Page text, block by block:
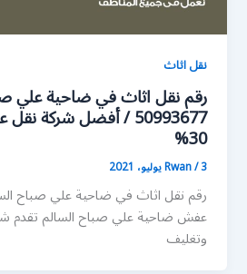
نقل اثاث
رقم نقل اثاث في ضاحية علي
50993677 / أفضل
30%
Rwan/3 يوليو، 2021
رقم نقل اثاث في ضاحية علي صباح
عفش ضاحية علي صباح السالم تقدم
وتغليف